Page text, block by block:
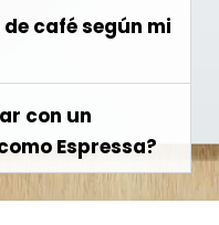
café según mi
con un
Espressa?